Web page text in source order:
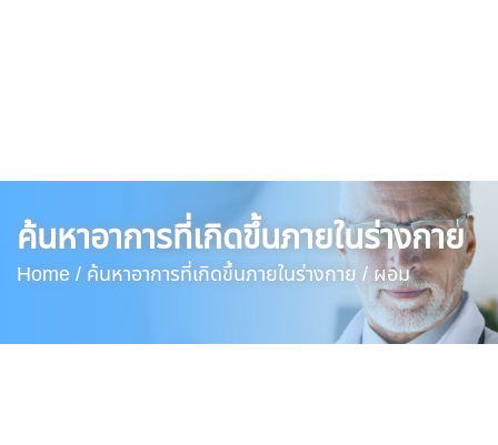
ค้นหาอาการที่เกิดขึ้นภายในร่างกาย
Home / ค้นหาอาการที่เกิดขึ้นภายในร่างกาย / ผอม